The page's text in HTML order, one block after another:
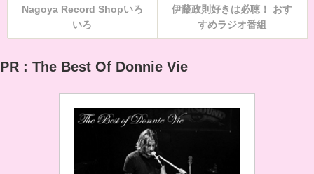
Nagoya Record Shopいろ
いろ
伊藤政則好きは必聴！ おす
すめラジオ番組
PR : The Best Of Donnie Vie